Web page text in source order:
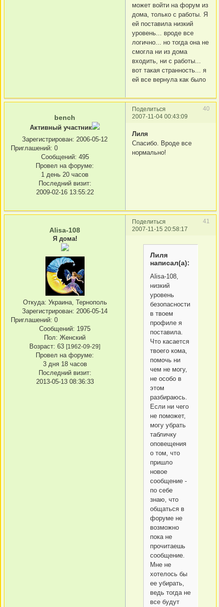
может войти на форум из
дома, только с работы. Я
ей поставила низкий
уровень... вроде все
логично... но тогда она не
смогла ни из дома
входить, ни с работы...
вот такая странность... я
ей все вернула как было
Поделиться
40
2007-11-04 00:43:09
bench
Активный участник
Зарегистрирован: 2006-05-12
Приглашений: 0
Сообщений: 495
Провел на форуме:
1 день 20 часов
Последний визит:
2009-02-16 13:55:22
Лиля
Спасибо. Вроде все
нормально!
Поделиться
41
2007-11-15 20:58:17
Alisa-108
Я дома!
Откуда: Украина, Тернополь
Зарегистрирован: 2006-05-14
Приглашений: 0
Сообщений: 1975
Пол: Женский
Возраст: 63 [1962-09-29]
Провел на форуме:
3 дня 18 часов
Последний визит:
2013-05-13 08:36:33
Лиля
написал(а):
Alisa-108,
низкий
уровень
безопасности
в твоем
профиле я
поставила.
Что касается
твоего кома,
помочь ни
чем не могу,
не особо в
этом
разбираюсь.
Если ни чего
не поможет,
могу убрать
табличку
оповещения
о том, что
пришло
новое
сообщение -
по себе
знаю, что
общаться в
форуме не
возможно
пока не
прочитаешь
сообщение.
Мне не
хотелось бы
ее убирать,
ведь тогда не
все будут